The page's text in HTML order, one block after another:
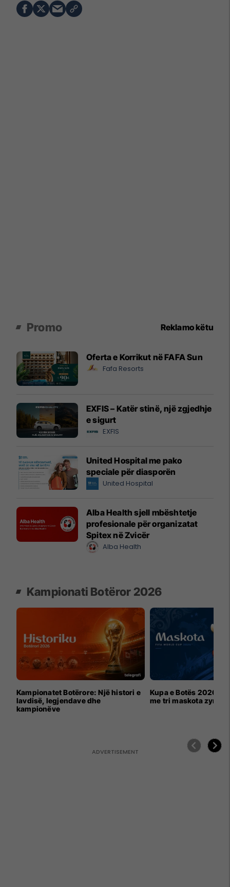
Promo Reklamo këtu
Oferta e Korrikut në FAFA Sun
Fafa Resorts
EXFIS – Katër stinë, një zgjedhje
e sigurt
EXFIS
United Hospital me pako
speciale për diasporën
United Hospital
Alba Health sjell mbështetje
profesionale për organizatat
Spitex në Zvicër
Alba Health
Kampionati Botëror 2026
Kampionatet Botërore: Një histori e
lavdisë, legjendave dhe
kampionëve
Kupa e Botës 2026
me tri maskota zyrtare